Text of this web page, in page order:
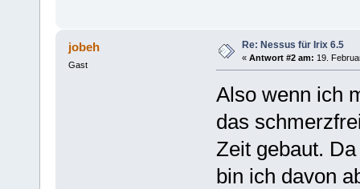
jobeh
Gast
Re: Nessus für Irix 6.5
« Antwort #2 am: 19.
Also wenn ich
das
Zeit gebaut.
bin ich davon